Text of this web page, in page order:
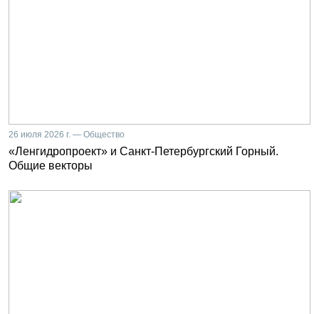
26 июля 2026 г. — Общество
«Ленгидропроект» и Санкт-Петербургский Горный.
Общие векторы